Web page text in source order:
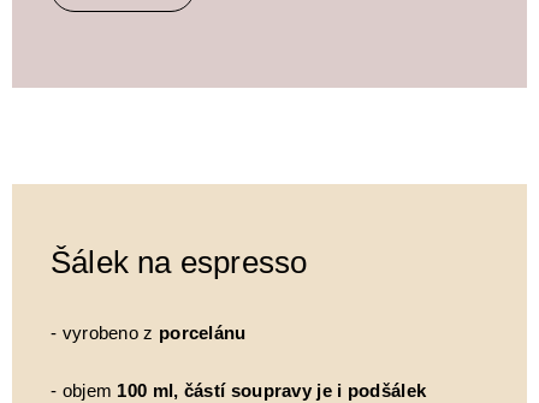
Šálek na espresso
- vyrobeno z porcelánu
- objem 100 ml, částí soupravy je i podšálek